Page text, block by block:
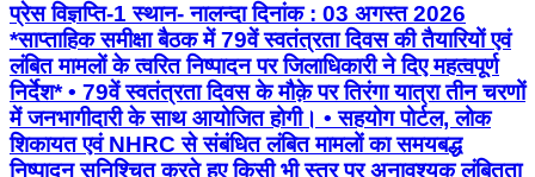
प्रेस विज्ञप्ति-1 स्थान- नालन्दा दिनांक : 03 अगस्त 2026
*साप्ताहिक समीक्षा बैठक में 79वें स्वतंत्रता दिवस की तैयारियों एवं
लंबित मामलों के त्वरित निष्पादन पर जिलाधिकारी ने दिए महत्वपूर्ण
निर्देश* • 79वें स्वतंत्रता दिवस के मौक़े पर तिरंगा यात्रा तीन चरणों
में जनभागीदारी के साथ आयोजित होगी। • ⁠सहयोग पोर्टल, लोक
शिकायत एवं NHRC से संबंधित लंबित मामलों का समयबद्ध
निष्पादन सुनिश्चित करते हुए किसी भी स्तर पर अनावश्यक लंबितता